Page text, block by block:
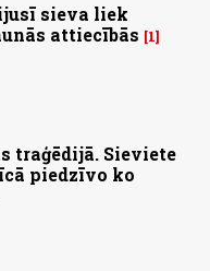
sieva liek
attiecībās
1
traģēdijā. Sieviete
piedzīvo ko